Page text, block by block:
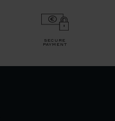
secure
payment